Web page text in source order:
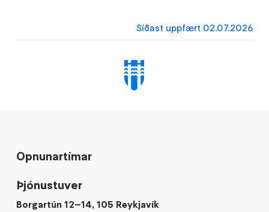
Síðast uppfært 02.07.2026
Opnunartímar
Þjónustuver
Borgartún 12–14, 105 Reykjavík